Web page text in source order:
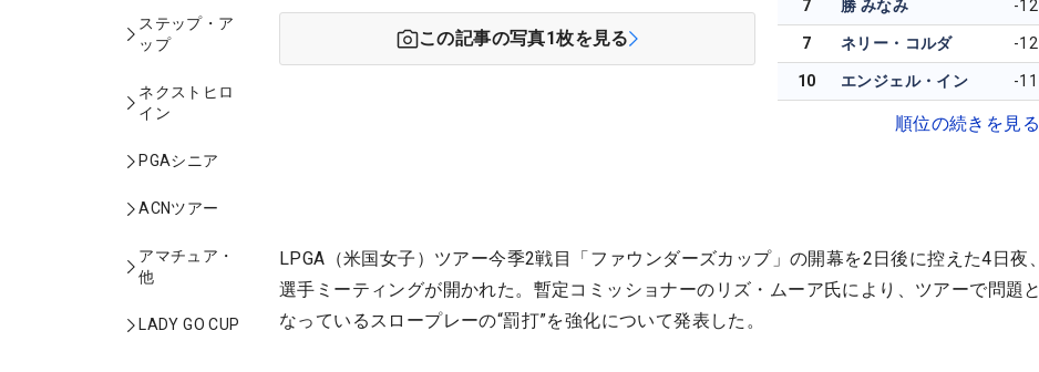
ステップ・ア
ップ
ネクストヒロ
イン
PGAシニア
ACNツアー
アマチュア・
他
LADY GO CUP
この記事の写真1枚を見る
7 勝 みなみ -12
7 ネリー・コルダ -12
10 エンジェル・イン -11
順位の続きを見る
LPGA（米国女子）ツアー今季2戦目「ファウンダーズカップ」の開幕を2日後に控えた4日夜、
選手ミーティングが開かれた。暫定コミッショナーのリズ・ムーア氏により、ツアーで問題と
なっているスロープレーの“罰打”を強化について発表した。